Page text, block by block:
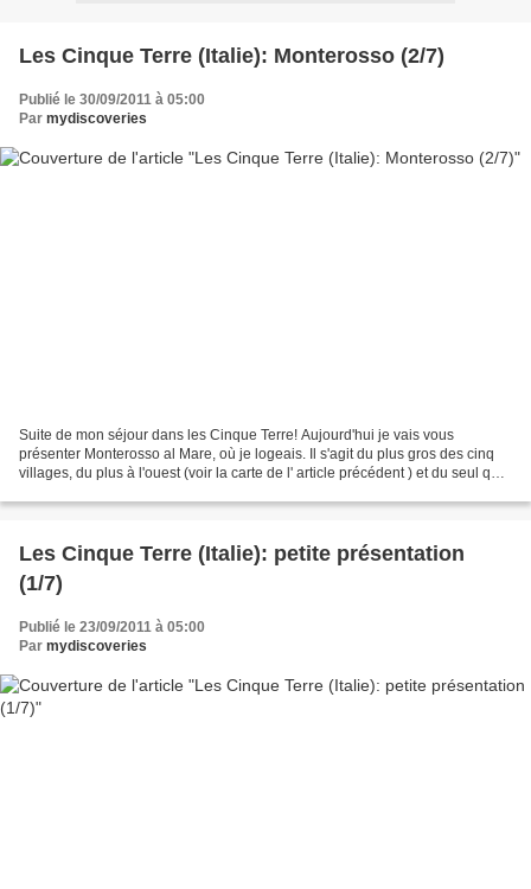
Les Cinque Terre (Italie): Monterosso (2/7)
Publié le 30/09/2011 à 05:00
Par mydiscoveries
Suite de mon séjour dans les Cinque Terre! Aujourd'hui je vais vous
présenter Monterosso al Mare, où je logeais. Il s'agit du plus gros des cinq
villages, du plus à l'ouest (voir la carte de l' article précédent ) et du seul qui
Les Cinque Terre (Italie): petite présentation
(1/7)
Publié le 23/09/2011 à 05:00
Par mydiscoveries